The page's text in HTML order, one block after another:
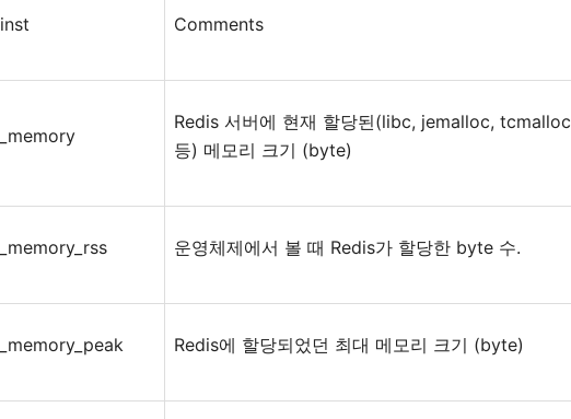
Comments
Redis 서버에 현재 할당된(libc, jemalloc, tcmalloc
등) 메모리 크기 (byte)
운영체제에서 볼 때 Redis가 할당한 byte 수.
Redis에 할당되었던 최대 메모리 크기 (byte)